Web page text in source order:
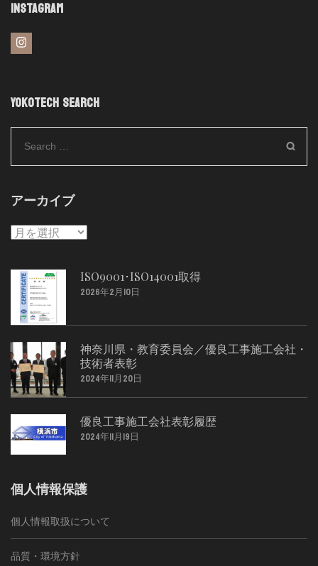
INSTAGRAM
YOKOTECH SEARCH
Search
for:
アーカイブ
ア
カ
ISO9001･ISO14001取得
2026年2月10日
神奈川県・教育委員会／優良工事施工会社・
技術者表彰
2024年11月20日
優良工事施工会社表彰履歴
2024年11月19日
個人情報保護
個人情報取扱について
品質・環境方針